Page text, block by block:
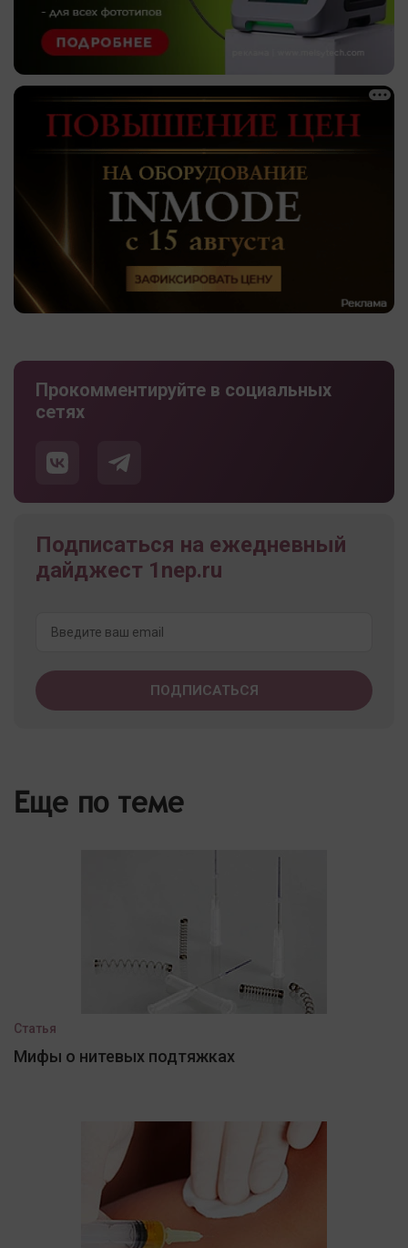
Прокомментируйте в социальных
сетях
Подписаться на ежедневный
дайджест 1nep.ru
Еще по теме
Статья
Мифы о нитевых подтяжках